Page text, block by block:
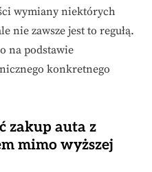
wymiany niektórych
nie zawsze jest to regułą.
na podstawie
konkretnego
zakup auta z
mimo wyższej